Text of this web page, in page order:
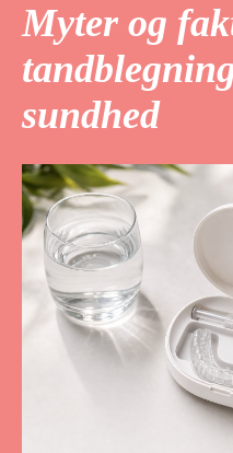
Myter og
sundhed